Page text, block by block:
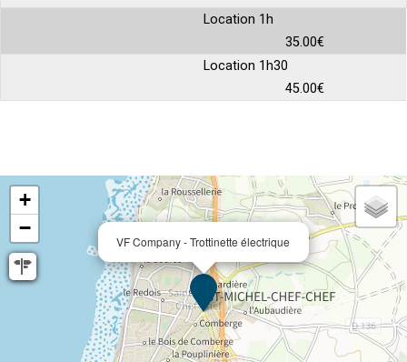
Location 1h
35.00€
Location 1h30
45.00€
VF Company - Trottinette électrique
+
−